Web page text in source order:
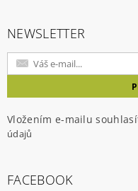
NEWSLETTER
Vložením e-mailu
údajů
FACEBOOK